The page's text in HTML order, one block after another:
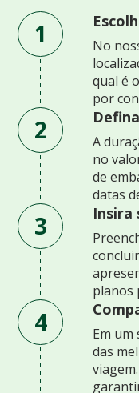
1
No
qual é
por
2
A
no
de
datas
3 Insira
planos
4
Em
das